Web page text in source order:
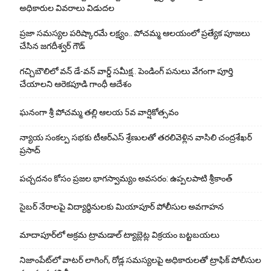
అధికారుల వివరాలు విడుదల
ప్రజా సమస్యల పరిష్కారమే లక్ష్యం.. పోచమ్మ ఆలయంలో ప్రత్యేక పూజలు
చేసిన జగదీశ్వర్ గౌడ్
గచ్చిబౌలిలో వన్ డే-వన్ వార్డ్ సమీక్ష.. పెండింగ్ పనులు వేగంగా పూర్తి
చేయాలని ఆరెకపూడి గాంధీ ఆదేశం
ఘ‌నంగా శ్రీ పోచమ్మ త‌ల్లి ఆలయ 5వ వార్షికోత్సవం
న్యాయ సంక‌ల్ప స‌భ‌కు టీఆర్ఎస్ శ్రేణుల‌తో త‌ర‌లివెళ్లిన వాసిలి చంద్ర‌శేఖ‌ర్
ప్ర‌సాద్
పచ్చదనం కోసం ప్రజల భాగస్వామ్యం అవసరం: ఉప్పలపాటి శ్రీకాంత్
సైబర్ నేరాలపై విద్యార్థినులకు మియాపూర్ పోలీసుల అవగాహన
మాదాపూర్‌లో అక్రమ ట్రామడాల్ ట్యాబ్లెట్ల విక్రయం బట్టబయలు
నిజాంపేట్‌లో వాటర్ లాగింగ్, రోడ్ల సమస్యలపై అధికారులతో ట్రాఫిక్ పోలీసుల